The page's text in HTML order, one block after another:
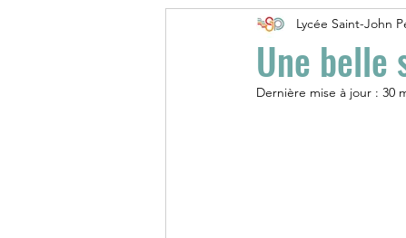
Parcoursup Examens
Une belle
Lycée Saint-John
Dernière mise à jour : 30